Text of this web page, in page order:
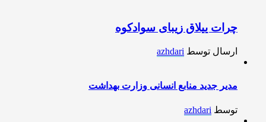
چرات ییلاق زیبای سوادکوه
ارسال توسط azhdari
مدیر جدید منابع انسانی وزارت بهداشت
توسط azhdari